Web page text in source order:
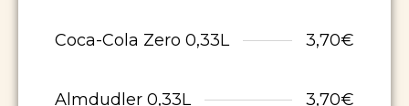
Coca-Cola Zero 0,33L 3,70€
Almdudler 0,33L 3,70€